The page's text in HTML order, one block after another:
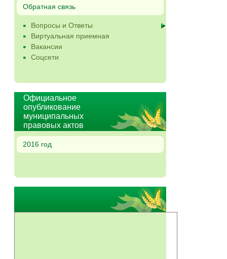
Обратная связь
Вопросы и Ответы
Виртуальная приемная
Вакансии
Соцсети
Официальное
опубликование
муниципальных
правовых актов
2016 год